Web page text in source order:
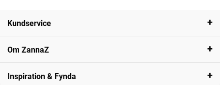
Kundservice
Om ZannaZ
Inspiration & Fynda